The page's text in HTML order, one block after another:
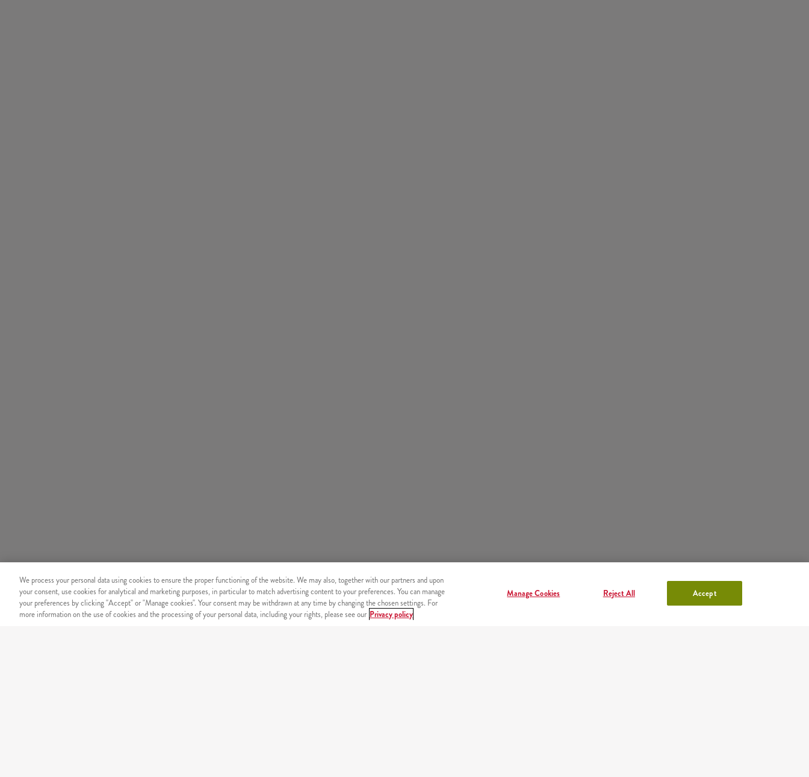
We process your personal data using cookies to ensure the proper functioning of the website. We may also, together with our partners and upon
your consent, use cookies for analytical and marketing purposes, in particular to match advertising content to your preferences. You can manage
your preferences by clicking "Accept" or "Manage cookies". Your consent may be withdrawn at any time by changing the chosen settings. For
more information on the use of cookies and the processing of your personal data, including your rights, please see our Privacy policy
Manage Cookies Reject All Accept